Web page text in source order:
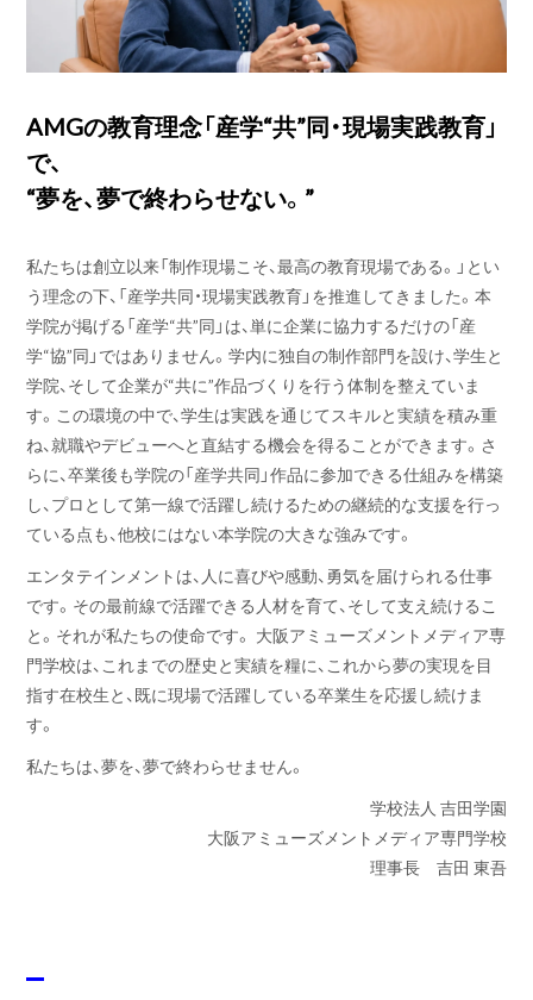
AMGの教育理念「産学“共”同・現場実践教育」
で、
“夢を、夢で終わらせない。”
私たちは創立以来「制作現場こそ、最高の教育現場である。」とい
う理念の下、「産学共同・現場実践教育」を推進してきました。本
学院が掲げる「産学“共”同」は、単に企業に協力するだけの「産
学“協”同」ではありません。学内に独自の制作部門を設け、学生と
学院、そして企業が“共に”作品づくりを行う体制を整えていま
す。この環境の中で、学生は実践を通じてスキルと実績を積み重
ね、就職やデビューへと直結する機会を得ることができます。さ
らに、卒業後も学院の「産学共同」作品に参加できる仕組みを構築
し、プロとして第一線で活躍し続けるための継続的な支援を行っ
ている点も、他校にはない本学院の大きな強みです。
エンタテインメントは、人に喜びや感動、勇気を届けられる仕事
です。その最前線で活躍できる人材を育て、そして支え続けるこ
と。それが私たちの使命です。 大阪アミューズメントメディア専
門学校は、これまでの歴史と実績を糧に、これから夢の実現を目
指す在校生と、既に現場で活躍している卒業生を応援し続けま
す。
私たちは、夢を、夢で終わらせません。
学校法人 吉田学園
大阪アミューズメントメディア専門学校
理事長 吉田 東吾